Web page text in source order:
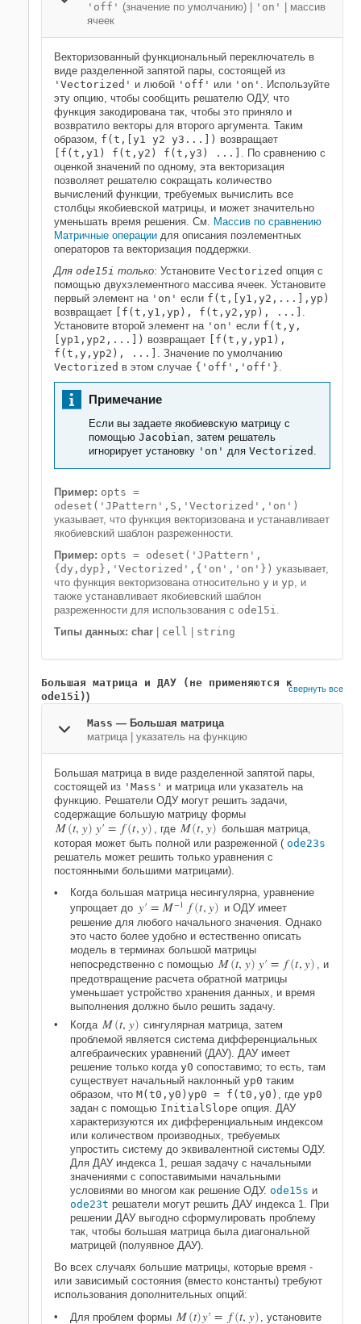
'off' (значение по умолчанию) | 'on'
массив
ячеек
Векторизованный функциональный переключатель в
виде разделенной запятой пары, состоящей из
'Vectorized' и любой 'off' или 'on' . Используйте
эту опцию, чтобы сообщить решателю ОДУ, что
функция закодирована так, чтобы это приняло и
возвратило векторы для второго аргумента. Таким
образом, f(t,[y1 y2 y3...]) возвращает
[f(t,y1) f(t,y2) f(t,y3) ...] . По сравнению с
оценкой значений по одному, эта векторизация
позволяет решателю сокращать количество
вычислений функции, требуемых вычислить все
столбцы якобиевской матрицы, и может значительно
уменьшать время решения. См. Массив по сравнению
Матричные операции для описания поэлементных
операторов та векторизация поддержки.
Для ode15i только: Установите Vectorized опция с
помощью двухэлементного массива ячеек. Установите
первый элемент на 'on' если f(t,[y1,y2,...],yp)
возвращает
[f(t,y1,yp), f(t,y2,yp), ...] .
Установите второй элемент на 'on' если f(t,y,
[yp1,yp2,...]) возвращает
[f(t,y,yp1),
f(t,y,yp2), ...] . Значение по умолчанию
Vectorized в этом случае {'off','off'}.
Примечание
Если вы задаете якобиевскую матрицу с
помощью Jacobian, затем решатель
игнорирует установку 'on' для Vectorized .
Пример: opts =
odeset('JPattern',S,'Vectorized','on')
указывает, что функция векторизована и устанавливает
якобиевский шаблон разреженности.
Пример: opts = odeset('JPattern',
{dy,dyp},'Vectorized',{'on','on'}) указывает,
что функция векторизована относительно y и yp, и
также устанавливает якобиевский шаблон
разреженности для использования с ode15i.
Типы данных: char
cell string
Большая матрица и ДАУ (не применяются к
ode15i))
свернуть все
Mass — Большая матрица
матрица
указатель на функцию
Большая матрица в виде разделенной запятой пары,
состоящей из 'Mass' и матрица или указатель на
функцию. Решатели ОДУ могут решить задачи,
содержащие большую матрицу формы
M(t, y) y′ = f (t,y) , где M(t,y) большая матрица,
которая может быть полной или разреженной ( ode23s
решатель может решить только уравнения с
постоянными большими матрицами).
Когда большая матрица несингулярна, уравнение
упрощает до y′ = M−1 f (t,y) и ОДУ имеет
решение для любого начального значения. Однако
это часто более удобно и естественно описать
модель в терминах большой матрицы
непосредственно с помощью M(t, y) y′ = f (t,y)
, и
предотвращение расчета обратной матрицы
уменьшает устройство хранения данных, и время
выполнения должно было решить задачу.
Когда M(t, y) сингулярная матрица, затем
проблемой является система дифференциальных
алгебраических уравнений (ДАУ). ДАУ имеет
решение только когда y0 сопоставимо; то есть, там
существует начальный наклонный yp0 таким
образом, что M(t0,y0)yp0 = f(t0,y0) , где yp0
задан с помощью InitialSlope опция. ДАУ
характеризуются их дифференциальным индексом
или количеством производных, требуемых
упростить систему до эквивалентной системы ОДУ.
Для ДАУ индекса 1, решая задачу с начальными
значениями с сопоставимыми начальными
условиями во многом как решение ОДУ. ode15s и
ode23t решатели могут решить ДАУ индекса 1. При
решении ДАУ выгодно сформулировать проблему
так, чтобы большая матрица была диагональной
матрицей (полуявное ДАУ).
Во всех случаях большие матрицы, которые время -
или зависимый состояния (вместо константы) требуют
использования дополнительных опций:
Для проблем формы M(t)y′ = f(t, y) , установите